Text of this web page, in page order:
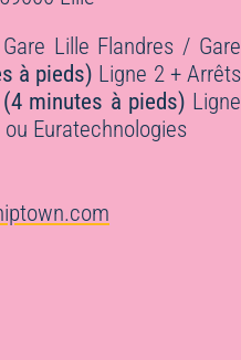
Gare Lille Flandres / Gare
à pieds) Ligne 2 + Arrêts
(4 minutes à pieds) Ligne
Euratechnologies